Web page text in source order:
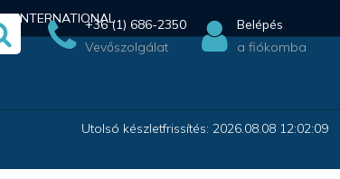
INTERNATIONAL+36 (1) 686-2350
Vevőszolgálat
Belépés
a fiókomba
Utolsó készletfrissítés: 2026.08.08 12:02:09